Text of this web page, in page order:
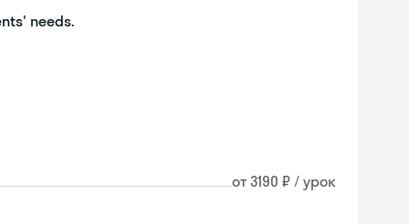
needs.
от 3190 ₽ / урок